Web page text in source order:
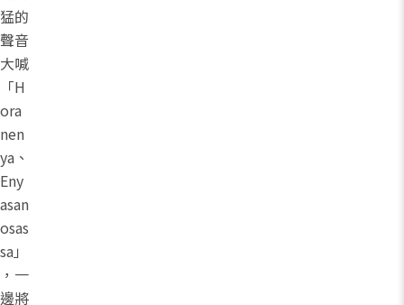
猛的
聲音
大喊
「H
ora
nen
ya、
Eny
asan
osas
sa」
，一
邊將